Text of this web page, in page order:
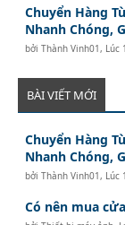
Chuyển Hàng
Nhanh Chóng,
bởiThành Vinh01 , Lúc
BÀI VIẾT MỚI
Chuyển Hàng
Nhanh Chóng,
bởiThành Vinh01 , Lúc
Có nên mua